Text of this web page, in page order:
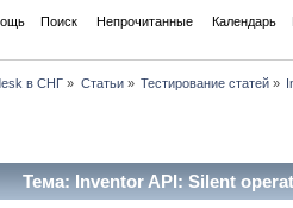
Поиск Непрочитанные Календарь
в СНГ » Статьи» Тестирование статей»
Тема: Inventor API: Silent